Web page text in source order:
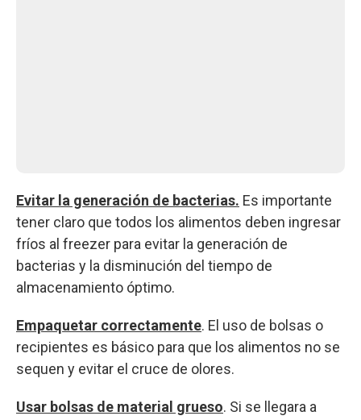
Evitar la generación de bacterias. Es importante
tener claro que todos los alimentos deben ingresar
fríos al freezer para evitar la generación de
bacterias y la disminución del tiempo de
almacenamiento óptimo.
Empaquetar correctamente. El uso de bolsas o
recipientes es básico para que los alimentos no se
sequen y evitar el cruce de olores.
Usar bolsas de material grueso. Si se llegara a